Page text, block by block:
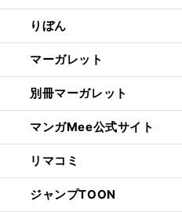
りぼん
マーガレット
別冊マーガレット
マンガMee公式サイト
リマコミ
ジャンプTOON